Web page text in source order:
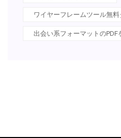
ワイヤーフレームツール無
出会い系フォーマットのPDF